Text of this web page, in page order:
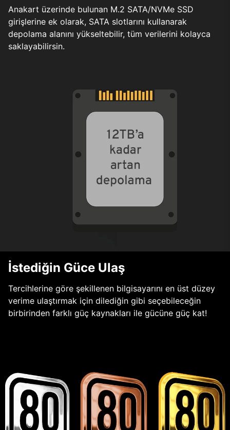
Anakart üzerinde bulunan M.2 SATA/NVMe SSD
girişlerine ek olarak, SATA slotlarını kullanarak
depolama alanını yükseltebilir, tüm verilerini kolayca
saklayabilirsin.
İstediğin Güce Ulaş
Tercihlerine göre şekillenen bilgisayarını en üst düzey
verime ulaştırmak için dilediğin gibi seçebileceğin
birbirinden farklı güç kaynakları ile gücüne güç kat!